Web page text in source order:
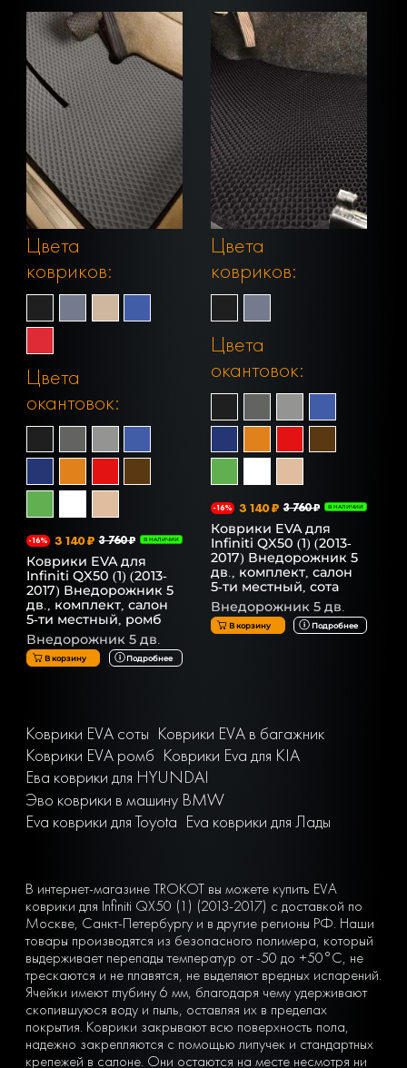
Цвета
ковриков:
Цвета
окантовок:
-16% 3 140 ₽ 3 760 ₽ В НАЛИЧИИ
Коврики EVA для
Infiniti QX50 (1) (2013-
2017) Внедорожник 5
дв., комплект, салон
5-ти местный, ромб
Внедорожник 5 дв.
В корзину Подробнее
Цвета
ковриков:
Цвета
окантовок:
-16% 3 140 ₽ 3 760 ₽ В НАЛИЧИИ
Коврики EVA для
Infiniti QX50 (1) (2013-
2017) Внедорожник 5
дв., комплект, салон
5-ти местный, сота
Внедорожник 5 дв.
В корзину Подробнее
Коврики EVA соты Коврики EVA в багажник
Коврики EVA ромб Коврики Eva для KIA
Ева коврики для HYUNDAI
Эво коврики в машину BMW
Eva коврики для Toyota Eva коврики для Лады
В интернет-магазине TROKOT вы можете купить EVA
коврики для Infiniti QX50 (1) (2013-2017) с доставкой по
Москве, Санкт-Петербургу и в другие регионы РФ. Наши
товары производятся из безопасного полимера, который
выдерживает перепады температур от -50 до +50°С, не
трескаются и не плавятся, не выделяют вредных испарений.
Ячейки имеют глубину 6 мм, благодаря чему удерживают
скопившуюся воду и пыль, оставляя их в пределах
покрытия. Коврики закрывают всю поверхность пола,
надежно закрепляются с помощью липучек и стандартных
крепежей в салоне. Они остаются на месте несмотря ни